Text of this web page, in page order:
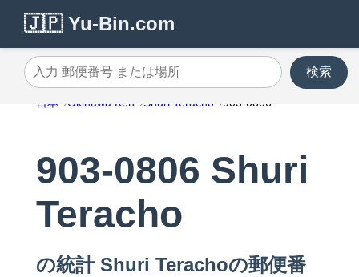
🇯🇵 Yu-Bin.com
入力 郵便番号 または場所
検索
日本 Okinawa Ken Shuri Teracho 903-0806
903-0806 Shuri
Teracho
の統計 Shuri Terachoの郵便番